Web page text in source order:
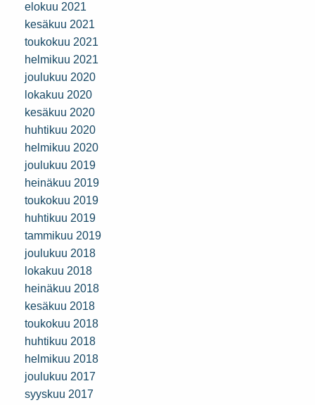
elokuu 2021
kesäkuu 2021
toukokuu 2021
helmikuu 2021
joulukuu 2020
lokakuu 2020
kesäkuu 2020
huhtikuu 2020
helmikuu 2020
joulukuu 2019
heinäkuu 2019
toukokuu 2019
huhtikuu 2019
tammikuu 2019
joulukuu 2018
lokakuu 2018
heinäkuu 2018
kesäkuu 2018
toukokuu 2018
huhtikuu 2018
helmikuu 2018
joulukuu 2017
syyskuu 2017